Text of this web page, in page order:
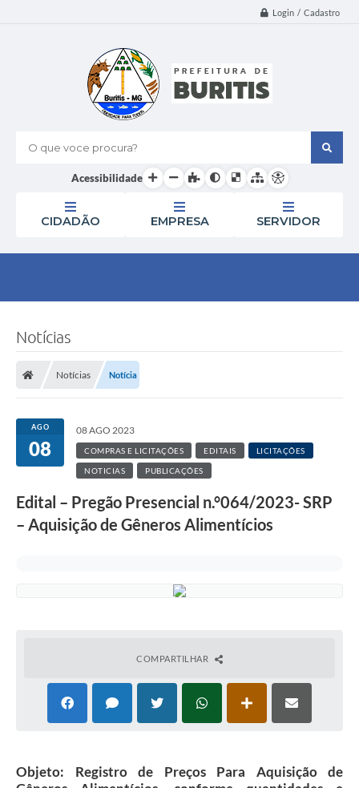
Login / Cadastro
O que voce procura?
Acessibilidade
CIDADÃO EMPRESA SERVIDOR
Notícias
Notícias Notícia
AGO
08
08 AGO 2023
COMPRAS E LICITAÇÕES EDITAIS LICITAÇÕES
NOTICIAS PUBLICAÇÕES
Edital – Pregão Presencial n.°064/2023- SRP
– Aquisição de Gêneros Alimentícios
COMPARTILHAR
Objeto: Registro de Preços Para Aquisição de